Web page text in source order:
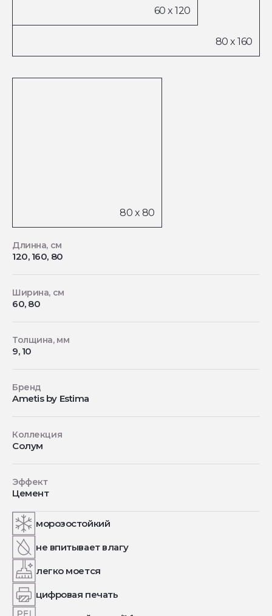
Длинна, см
120, 160, 80
Ширина, см
60, 80
Толщина, мм
9, 10
Бренд
Ametis by Estima
Коллекция
Солум
Эффект
Цемент
морозостойкий
не впитывает влагу
легко моется
цифровая печать